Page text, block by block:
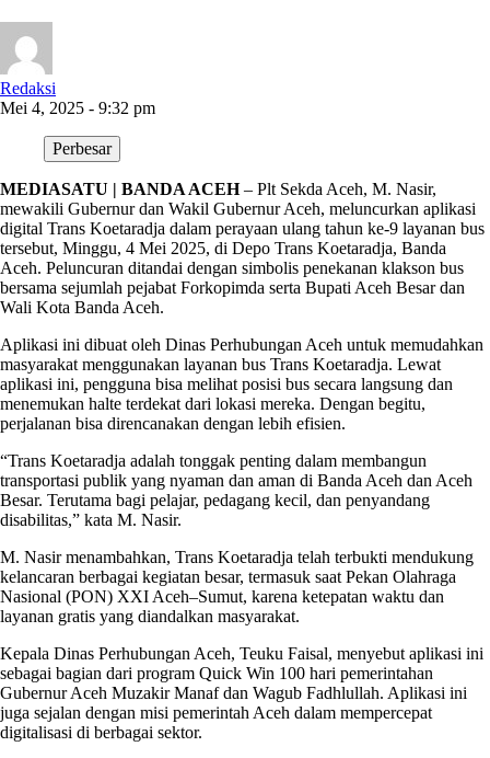
Redaksi
Mei 4, 2025 - 9:32 pm
Perbesar
MEDIASATU | BANDA ACEH– Plt Sekda Aceh, M. Nasir,
mewakili Gubernur dan Wakil Gubernur Aceh, meluncurkan aplikasi
digital Trans Koetaradja dalam perayaan ulang tahun ke-9 layanan bus
tersebut, Minggu, 4 Mei 2025, di Depo Trans Koetaradja, Banda
Aceh. Peluncuran ditandai dengan simbolis penekanan klakson bus
bersama sejumlah pejabat Forkopimda serta Bupati Aceh Besar dan
Wali Kota Banda Aceh.
Aplikasi ini dibuat oleh Dinas Perhubungan Aceh untuk memudahkan
masyarakat menggunakan layanan bus Trans Koetaradja. Lewat
aplikasi ini, pengguna bisa melihat posisi bus secara langsung dan
menemukan halte terdekat dari lokasi mereka. Dengan begitu,
perjalanan bisa direncanakan dengan lebih efisien.
“Trans Koetaradja adalah tonggak penting dalam membangun
transportasi publik yang nyaman dan aman di Banda Aceh dan Aceh
Besar. Terutama bagi pelajar, pedagang kecil, dan penyandang
disabilitas,” kata M. Nasir.
M. Nasir menambahkan, Trans Koetaradja telah terbukti mendukung
kelancaran berbagai kegiatan besar, termasuk saat Pekan Olahraga
Nasional (PON) XXI Aceh–Sumut, karena ketepatan waktu dan
layanan gratis yang diandalkan masyarakat.
Kepala Dinas Perhubungan Aceh, Teuku Faisal, menyebut aplikasi ini
sebagai bagian dari program Quick Win 100 hari pemerintahan
Gubernur Aceh Muzakir Manaf dan Wagub Fadhlullah. Aplikasi ini
juga sejalan dengan misi pemerintah Aceh dalam mempercepat
digitalisasi di berbagai sektor.